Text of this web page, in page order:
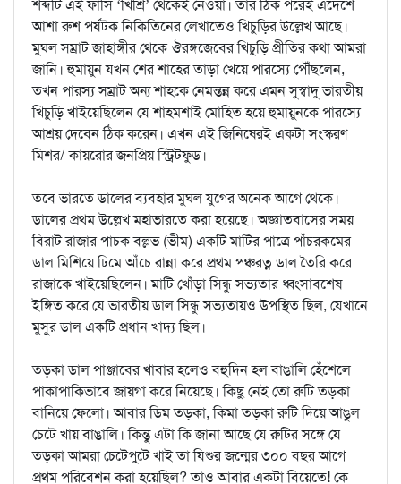
শব্দটি এই ফার্সি ‘খিশ্রি’ থেকেই নেওয়া। তাঁর ঠিক পরেই এদেশে
আশা রুশ পর্যটক নিকিতিনের লেখাতেও খিচুড়ির উল্লেখ আছে।
মুঘল সম্রাট জাহাঙ্গীর থেকে ঔরঙ্গজেবের খিচুড়ি প্রীতির কথা আমরা
জানি। হুমায়ুন যখন শের শাহের তাড়া খেয়ে পারস্যে পৌঁছলেন,
তখন পারস্য সম্রাট অন্য শাহকে নেমন্তন্ন করে এমন সুস্বাদু ভারতীয়
খিচুড়ি খাইয়েছিলেন যে শাহমশাই মোহিত হয়ে হুমায়ুনকে পারস্যে
আশ্রয় দেবেন ঠিক করেন। এখন এই জিনিষেরই একটা সংস্করণ
মিশর/ কায়রোর জনপ্রিয় স্ট্রিটফুড।
তবে ভারতে ডালের ব্যবহার মুঘল যুগের অনেক আগে থেকে।
ডালের প্রথম উল্লেখ মহাভারতে করা হয়েছে। অজ্ঞাতবাসের সময়
বিরাট রাজার পাচক বল্লভ (ভীম) একটি মাটির পাত্রে পাঁচরকমের
ডাল মিশিয়ে ঢিমে আঁচে রান্না করে প্রথম পঞ্চরত্ন ডাল তৈরি করে
রাজাকে খাইয়েছিলেন। মাটি খোঁড়া সিন্ধু সভ্যতার ধ্বংসাবশেষ
ইঙ্গিত করে যে ভারতীয় ডাল সিন্ধু সভ্যতায়ও উপস্থিত ছিল, যেখানে
মুসুর ডাল একটি প্রধান খাদ্য ছিল।
তড়কা ডাল পাঞ্জাবের খাবার হলেও বহুদিন হল বাঙালি হেঁশেলে
পাকাপাকিভাবে জায়গা করে নিয়েছে। কিছু নেই তো রুটি তড়কা
বানিয়ে ফেলো। আবার ডিম তড়কা, কিমা তড়কা রুটি দিয়ে আঙুল
চেটে খায় বাঙালি। কিন্তু এটা কি জানা আছে যে রুটির সঙ্গে যে
তড়কা আমরা চেটেপুটে খাই তা যিশুর জন্মের ৩০০ বছর আগে
প্রথম পরিবেশন করা হয়েছিল? তাও আবার একটা বিয়েতে! কে